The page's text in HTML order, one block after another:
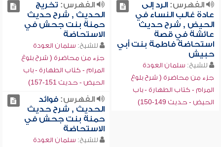
الفهرس:الرد إلى
عادة غالب النساء في
الحيض , شرح حديث
عائشة في قصة
استحاضة فاطمة بنت أبي
حبيش
للشيخ: سلمان العودة
جزء من محاضرة ( شرح بلوغ
المرام - كتاب الطهارة - باب
الحيض - حديث 149-150)
الفهرس: تخريج
الحديث , شرح حديث
حمنة بنت جحش في
الاستحاضة
للشيخ: سلمان العودة
جزء من محاضرة ( شرح بلوغ
المرام - كتاب الطهارة - باب
الحيض - حديث 151-157)
الفهرس:فوائد
الحديث , شرح حديث
حمنة بنت جحش في
الاستحاضة
للشيخ: سلمان العودة